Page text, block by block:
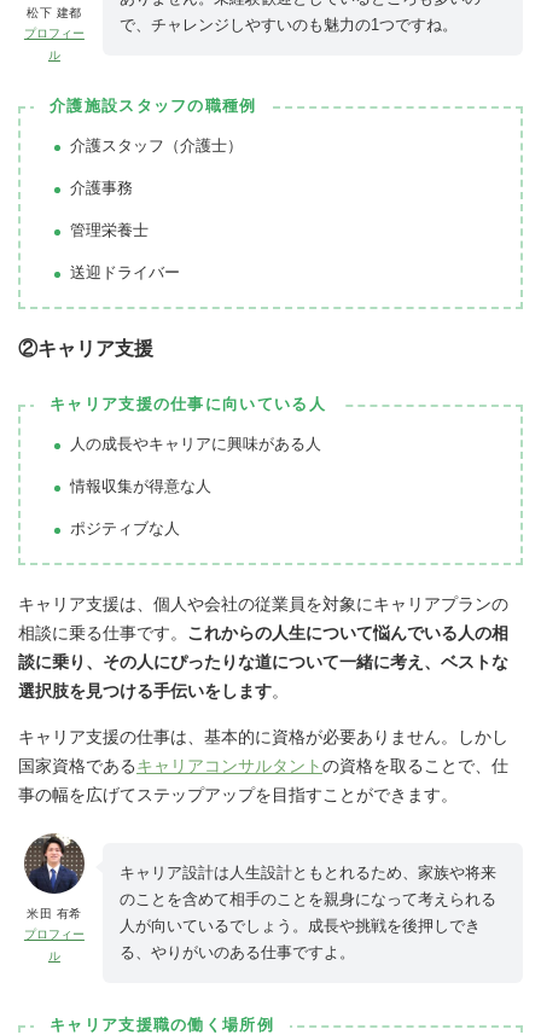
松下 建都
プロフィー
ル
で、チャレンジしやすいのも魅力の1つですね。
介護施設スタッフの職種例
介護スタッフ（介護士）
介護事務
管理栄養士
送迎ドライバー
②キャリア支援
キャリア支援の仕事に向いている人
人の成長やキャリアに興味がある人
情報収集が得意な人
ポジティブな人
キャリア支援は、個人や会社の従業員を対象にキャリアプランの
相談に乗る仕事です。 これからの人生について悩んでいる人の相
談に乗り、その人にぴったりな道について一緒に考え、ベストな
選択肢を見つける手伝いをします。
キャリア支援の仕事は、基本的に資格が必要ありません。しかし
国家資格であるキャリアコンサルタントの資格を取ることで、仕
事の幅を広げてステップアップを目指すことができます。
米田 有希
プロフィー
ル
キャリア設計は人生設計ともとれるため、家族や将来
のことを含めて相手のことを親身になって考えられる
人が向いているでしょう。成長や挑戦を後押しでき
る、やりがいのある仕事ですよ。
キャリア支援職の働く場所例